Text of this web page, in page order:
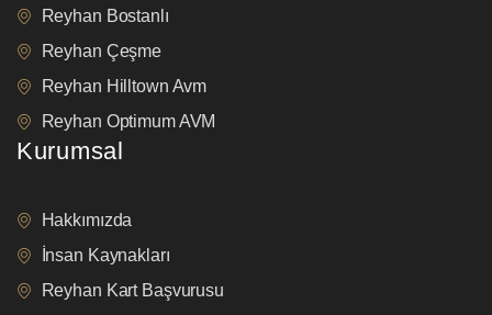
Reyhan Bostanlı
Reyhan Çeşme
Reyhan Hilltown Avm
Reyhan Optimum AVM
Kurumsal
Hakkımızda
İnsan Kaynakları
Reyhan Kart Başvurusu